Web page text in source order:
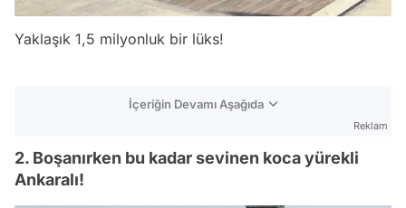
Yaklaşık 1,5 milyonluk bir lüks!
İçeriğin Devamı Aşağıda
Reklam
2. Boşanırken bu kadar sevinen koca yürekli
Ankaralı!